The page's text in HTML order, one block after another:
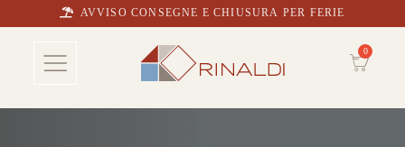
AVVISO CONSEGNE E CHIUSURA PER FERIE